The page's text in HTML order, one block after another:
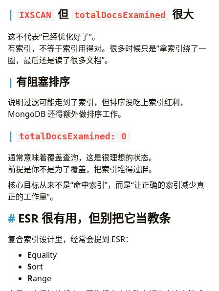
IXSCAN 但 totalDocsExamined 很大
这不代表“已经优化好了”。
有索引，不等于索引用得对。很多时候只是“拿索引绕了一
圈，最后还是读了很多文档”。
有阻塞排序
说明过滤可能走到了索引，但排序没吃上索引红利，
MongoDB 还得额外做排序工作。
totalDocsExamined: 0
通常意味着覆盖查询，这是很理想的状态。
前提是你不是为了覆盖，把索引堆得过胖。
核心目标从来不是“命中索引”，而是“让正确的索引减少真
正的工作量”。
ESR 很有用，但别把它当教条
复合索引设计里，经常会提到 ESR：
Equality
Sort
Range